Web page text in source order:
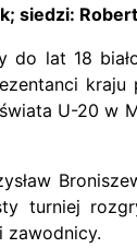
siedzi:
lat 18
U-20 w
turniej
zawodnicy.